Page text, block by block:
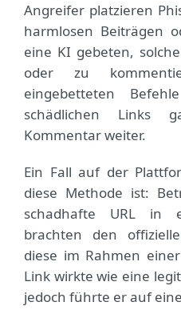
Angreifer platzieren
harmlosen Beiträgen
eine KI gebeten,
oder zu
eingebetteten
schädlichen Links
Kommentar weiter.
Ein Fall auf der
diese Methode ist:
schadhafte URL in
brachten den
diese im Rahmen
Link wirkte wie eine
jedoch führte er auf